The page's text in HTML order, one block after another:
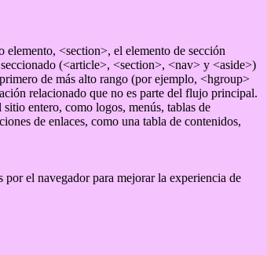
<section>, el elemento de sección
(<article>, <section>, <nav> y <aside>)
de más alto rango (por ejemplo, <hgroup>
relacionado que no es parte del flujo principal.
entero, como logos, menús, tablas de
de enlaces, como una tabla de contenidos,
el navegador para mejorar la experiencia de